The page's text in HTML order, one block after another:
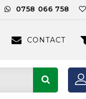
0758 066 758
CONTACT